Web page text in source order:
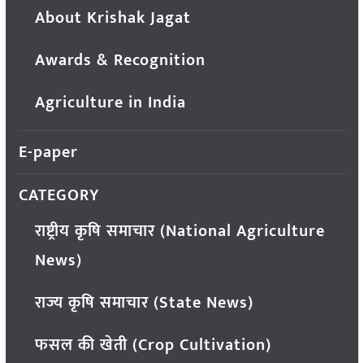
About Krishak Jagat
Awards & Recognition
Agriculture in India
E-paper
CATEGORY
राष्ट्रीय कृषि समाचार (National Agriculture
News)
राज्य कृषि समाचार (State News)
फसल की खेती (Crop Cultivation)